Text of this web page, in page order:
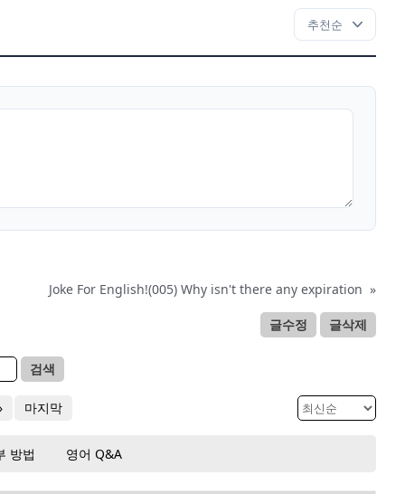
Joke For English!(005) Why isn't there any expiration »
글수정 글삭제
검색
마지막
방법 영어 Q&A